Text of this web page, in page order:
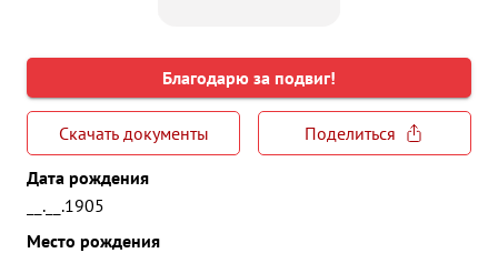
Благодарю за подвиг!
Скачать документы
Поделиться
Дата рождения
__.__.1905
Место рождения